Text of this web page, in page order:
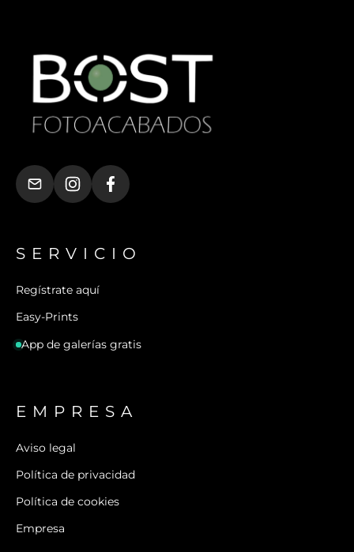
SERVICIO
Regístrate aquí
Easy-Prints
App de galerías gratis
EMPRESA
Aviso legal
Política de privacidad
Política de cookies
Empresa